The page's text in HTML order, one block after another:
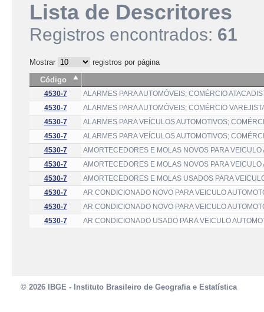
Lista de Descritores
Registros encontrados: 61
Mostrar
registros por página
Código
4530-7
ALARMES PARA AUTOMÓVEIS; COMÉRCIO
4530-7
ALARMES PARA AUTOMÓVEIS; COMÉRCIO
4530-7
ALARMES PARA VEÍCULOS AUTOMOTIVOS;
4530-7
ALARMES PARA VEÍCULOS AUTOMOTIVOS;
4530-7
AMORTECEDORES E MOLAS NOVOS PARA
4530-7
AMORTECEDORES E MOLAS NOVOS PARA
4530-7
AMORTECEDORES E MOLAS USADOS PARA
4530-7
AR CONDICIONADO NOVO PARA VEICULO
4530-7
AR CONDICIONADO NOVO PARA VEICULO
4530-7
AR CONDICIONADO USADO PARA VEICULO
© 2026 IBGE - Instituto Brasileiro de Geografia e Estatística